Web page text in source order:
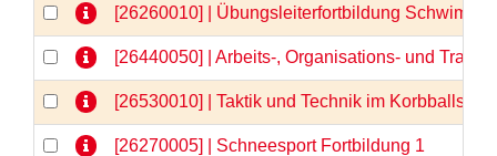
[26260010] | Übungsleiterfortbildung
[26440050] | Arbeits-, Organisations- und
[26530010] | Taktik und Technik im
[26270005] | Schneesport Fortbildung 1